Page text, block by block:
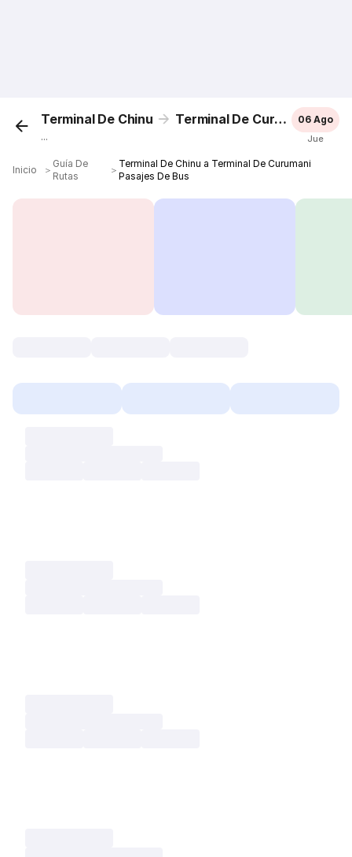
Terminal De Chinu Terminal De Curumani
...
06 Ago
Jue
Inicio ＞
Guía De
Rutas
＞
Terminal De Chinu a Terminal De Curumani
Pasajes De Bus